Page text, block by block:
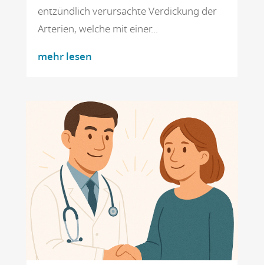
entzündlich verursachte Verdickung der
Arterien, welche mit einer...
mehr lesen